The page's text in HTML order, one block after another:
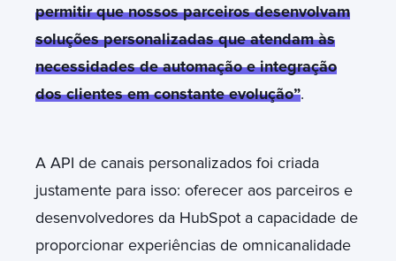
permitir que nossos parceiros desenvolvam
soluções personalizadas que atendam às
necessidades de automação e integração
dos clientes em constante evolução”.
A API de canais personalizados foi criada
justamente para isso: oferecer aos parceiros e
desenvolvedores da HubSpot a capacidade de
proporcionar experiências de omnicanalidade